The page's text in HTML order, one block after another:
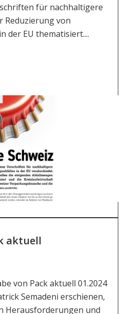
für nachhaltigere
Reduzierung von
der EU thematisiert....
aktuell
von Pack aktuell 01.2024
Semadeni erschienen,
Herausforderungen und